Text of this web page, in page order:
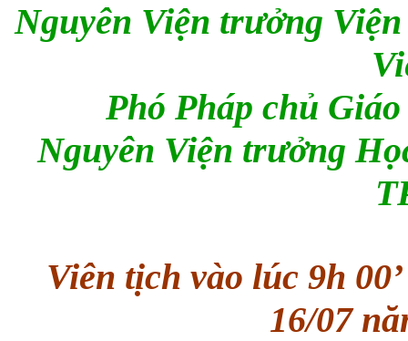
Nguyên Viện trưởng
Phó Pháp chủ
Nguyên Viện trưởng
Viên tịch vào lúc 9h
16/07